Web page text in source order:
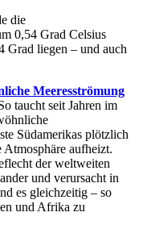
die
0,54 Grad Celsius
Grad liegen – und auch
Meeresströmung
taucht seit Jahren im
Südamerikas plötzlich
Atmosphäre aufheizt.
der weltweiten
und verursacht in
es gleichzeitig – so
und Afrika zu